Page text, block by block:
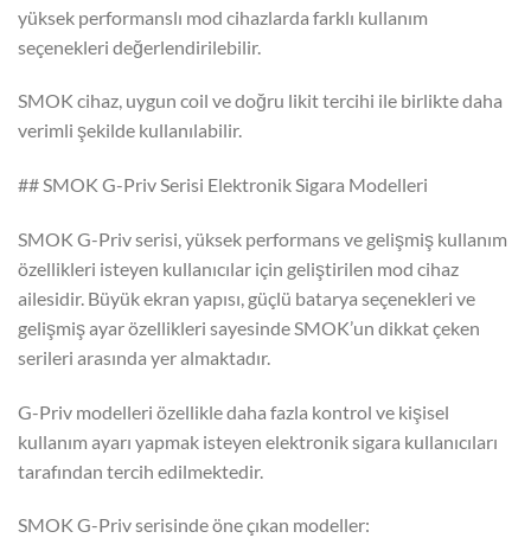
yüksek performanslı mod cihazlarda farklı kullanım
seçenekleri değerlendirilebilir.
SMOK cihaz, uygun coil ve doğru likit tercihi ile birlikte daha
verimli şekilde kullanılabilir.
## SMOK G-Priv Serisi Elektronik Sigara Modelleri
SMOK G-Priv serisi, yüksek performans ve gelişmiş kullanım
özellikleri isteyen kullanıcılar için geliştirilen mod cihaz
ailesidir. Büyük ekran yapısı, güçlü batarya seçenekleri ve
gelişmiş ayar özellikleri sayesinde SMOK’un dikkat çeken
serileri arasında yer almaktadır.
G-Priv modelleri özellikle daha fazla kontrol ve kişisel
kullanım ayarı yapmak isteyen elektronik sigara kullanıcıları
tarafından tercih edilmektedir.
SMOK G-Priv serisinde öne çıkan modeller: